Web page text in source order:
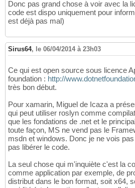
Donc pas grand chose à voir avec la
code est dispo uniquement pour
est déjà pas mal)
Sirus64, le 06/04/2014 à 23h03
Ce qui est open source sous licence
foundation : http://
très bon début.
Pour xamarin, Miguel de Icaza a
qui peut utiliser roslyn comme
que les fondations de .net et le
toute façon, MS ne vend pas le
msdn et windows. Donc je ne vois
pas libérer le code.
La seul chose qui m'inquiète c'est la
comme application par exemple, de
distribut dans le bon format, soit x64,